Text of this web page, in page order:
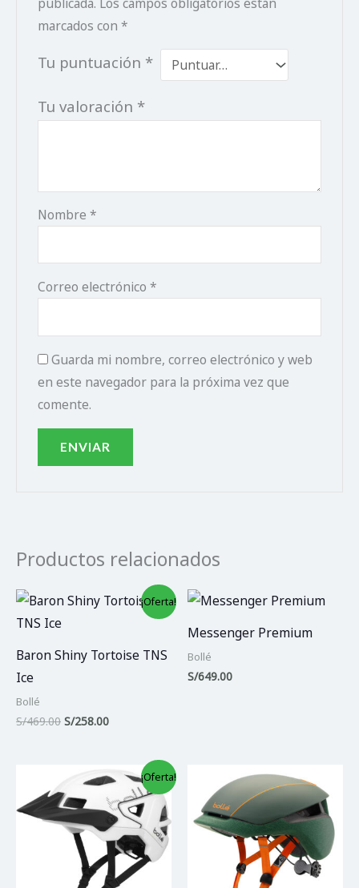
marcados con *
Tu puntuación *
Tu valoración *
Nombre *
Correo electrónico *
Guarda mi nombre, correo electrónico y web
en este navegador para la próxima vez que
comente.
Productos relacionados
¡Oferta!
Baron Shiny Tortoise TNS
Ice
Bollé
S/469.00
El
precio
S/469.00.
S/258.00
El
precio
S/258.00.
Messenger Premium
Bollé
S/649.00
¡Oferta!
Rango
de
precios:
desde
S/384.00
hasta
S/699.00